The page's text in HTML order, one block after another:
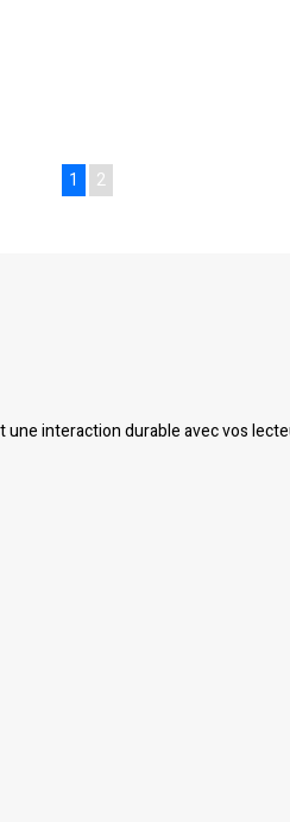
1 2
interaction durable avec vos